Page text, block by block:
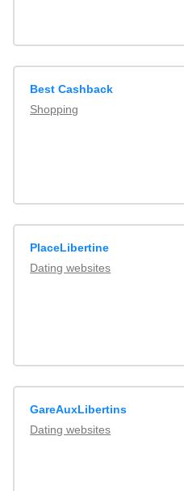
Best Cashback
Shopping
PlaceLibertine
Dating websites
GareAuxLibertins
Dating websites